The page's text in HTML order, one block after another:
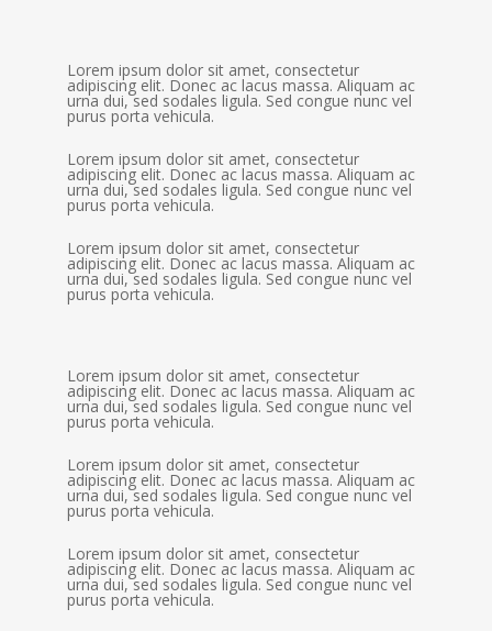
Lorem ipsum dolor sit amet, consectetur
adipiscing elit. Donec ac lacus massa. Aliquam ac
urna dui, sed sodales ligula. Sed congue nunc vel
purus porta vehicula.
Lorem ipsum dolor sit amet, consectetur
adipiscing elit. Donec ac lacus massa. Aliquam ac
urna dui, sed sodales ligula. Sed congue nunc vel
purus porta vehicula.
Lorem ipsum dolor sit amet, consectetur
adipiscing elit. Donec ac lacus massa. Aliquam ac
urna dui, sed sodales ligula. Sed congue nunc vel
purus porta vehicula.
Lorem ipsum dolor sit amet, consectetur
adipiscing elit. Donec ac lacus massa. Aliquam ac
urna dui, sed sodales ligula. Sed congue nunc vel
purus porta vehicula.
Lorem ipsum dolor sit amet, consectetur
adipiscing elit. Donec ac lacus massa. Aliquam ac
urna dui, sed sodales ligula. Sed congue nunc vel
purus porta vehicula.
Lorem ipsum dolor sit amet, consectetur
adipiscing elit. Donec ac lacus massa. Aliquam ac
urna dui, sed sodales ligula. Sed congue nunc vel
purus porta vehicula.